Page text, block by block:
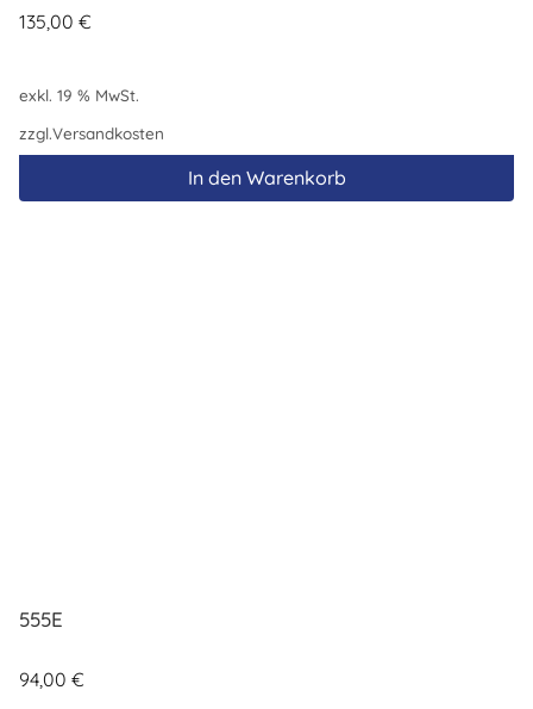
135,00 €
exkl. 19 % MwSt.
zzgl.Versandkosten
In den Warenkorb
555E
94,00 €